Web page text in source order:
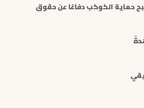
حماية الكوكب دفاعًا عن حقوق